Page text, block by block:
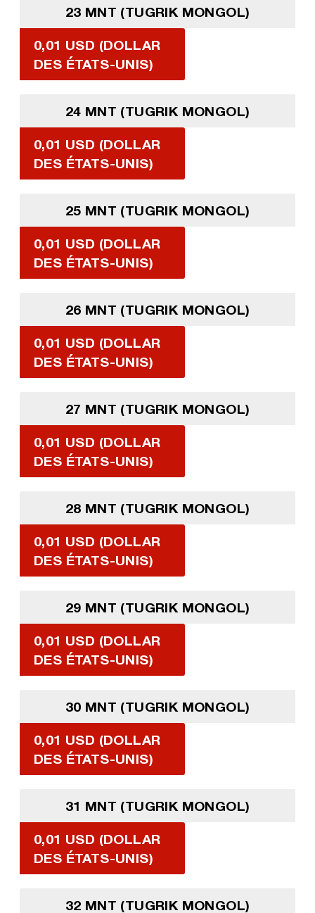
23 MNT (TUGRIK MONGOL)
0,01 USD (DOLLAR
DES ÉTATS-UNIS)
24 MNT (TUGRIK MONGOL)
0,01 USD (DOLLAR
DES ÉTATS-UNIS)
25 MNT (TUGRIK MONGOL)
0,01 USD (DOLLAR
DES ÉTATS-UNIS)
26 MNT (TUGRIK MONGOL)
0,01 USD (DOLLAR
DES ÉTATS-UNIS)
27 MNT (TUGRIK MONGOL)
0,01 USD (DOLLAR
DES ÉTATS-UNIS)
28 MNT (TUGRIK MONGOL)
0,01 USD (DOLLAR
DES ÉTATS-UNIS)
29 MNT (TUGRIK MONGOL)
0,01 USD (DOLLAR
DES ÉTATS-UNIS)
30 MNT (TUGRIK MONGOL)
0,01 USD (DOLLAR
DES ÉTATS-UNIS)
31 MNT (TUGRIK MONGOL)
0,01 USD (DOLLAR
DES ÉTATS-UNIS)
32 MNT (TUGRIK MONGOL)